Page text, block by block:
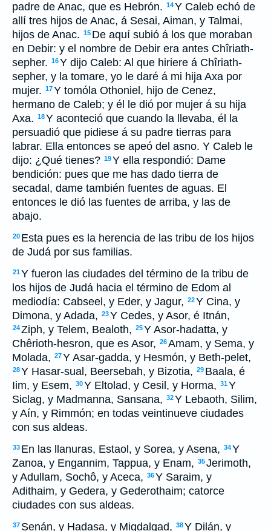
padre de Anac, que es Hebrón. 14Y Caleb echó de
allí tres hijos de Anac, á Sesai, Aiman, y Talmai,
hijos de Anac. 15 De aquí subió á los que moraban
en Debir: y el nombre de Debir era antes Chîriath-
sepher. 16Y dijo Caleb: Al que hiriere á Chîriath-
sepher, y la tomare, yo le daré á mi hija Axa por
mujer. 17Y tomóla Othoniel, hijo de Cenez,
hermano de Caleb; y él le dió por mujer á su hija
Axa. 18Y aconteció que cuando la llevaba, él la
persuadió que pidiese á su padre tierras para
labrar. Ella entonces se apeó del asno. Y Caleb le
dijo: ¿Qué tienes? 19Y ella respondió: Dame
bendición: pues que me has dado tierra de
secadal, dame también fuentes de aguas. El
entonces le dió las fuentes de arriba, y las de
abajo.
20 Esta pues es la herencia de las tribu de los hijos
de Judá por sus familias.
21Y fueron las ciudades del término de la tribu de
los hijos de Judá hacia el término de Edom al
mediodía: Cabseel, y Eder, y Jagur, 22Y Cina, y
Dimona, y Adada, 23Y Cedes, y Asor, é Itnán,
24Ziph, y Telem, Bealoth, 25Y Asor-hadatta, y
Chêrioth-hesron, que es Asor, 26Amam, y Sema, y
Molada, 27Y Asar-gadda, y Hesmón, y Beth-pelet,
28Y Hasar-sual, Beersebah, y Bizotia, 29 Baala, é
Iim, y Esem, 30Y Eltolad, y Cesil, y Horma, 31Y
Siclag, y Madmanna, Sansana, 32Y Lebaoth, Silim,
y Aín, y Rimmón; en todas veintinueve ciudades
con sus aldeas.
33 En las llanuras, Estaol, y Sorea, y Asena, 34Y
Zanoa, y Engannim, Tappua, y Enam, 35Jerimoth,
y Adullam, Sochô, y Aceca, 36Y Saraim, y
Adithaim, y Gedera, y Gederothaim; catorce
ciudades con sus aldeas.
37 Senán, y Hadasa, y Migdalgad, 38Y Dilán, y